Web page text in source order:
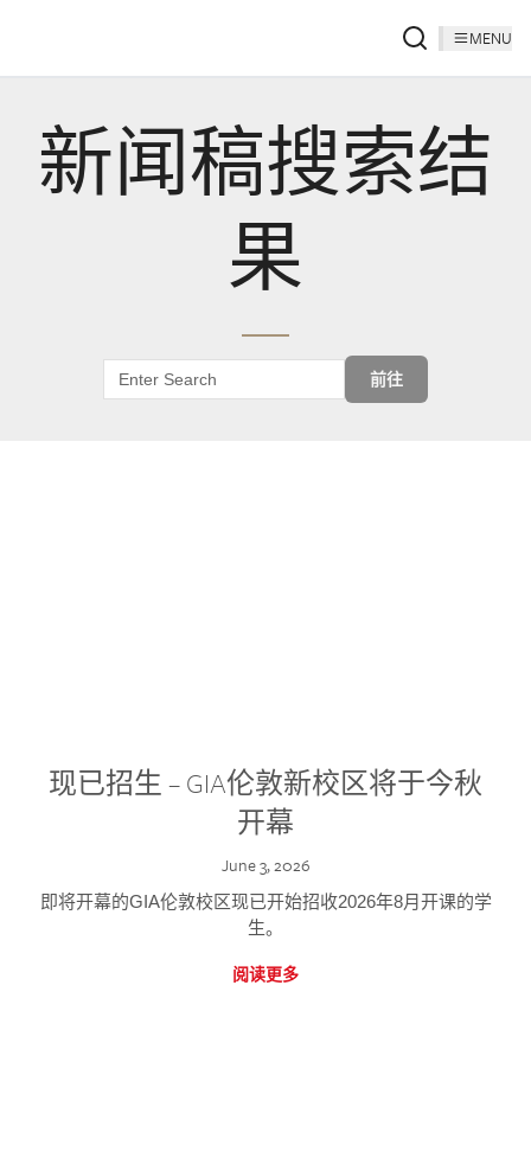
MENU
新闻稿搜索结
果
前往
现已招生 – GIA伦敦新校区将于今秋
开幕
June 3, 2026
即将开幕的GIA伦敦校区现已开始招收2026年8月开课的学
生。
阅读更多